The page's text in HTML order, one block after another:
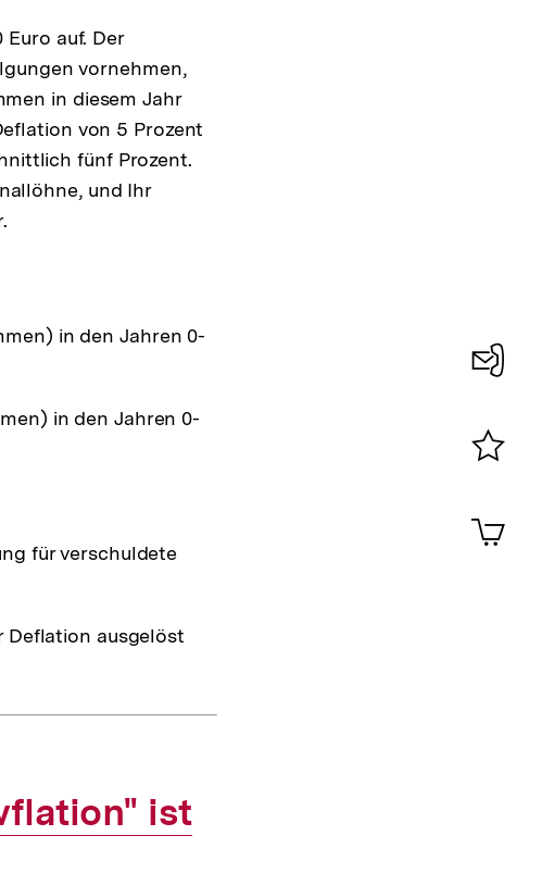
Euro auf. Der
vornehmen,
in diesem Jahr
von 5 Prozent
fünf Prozent.
und Ihr
in den Jahren 0-
in den Jahren 0-
für verschuldete
Deflation ausgelöst
ist